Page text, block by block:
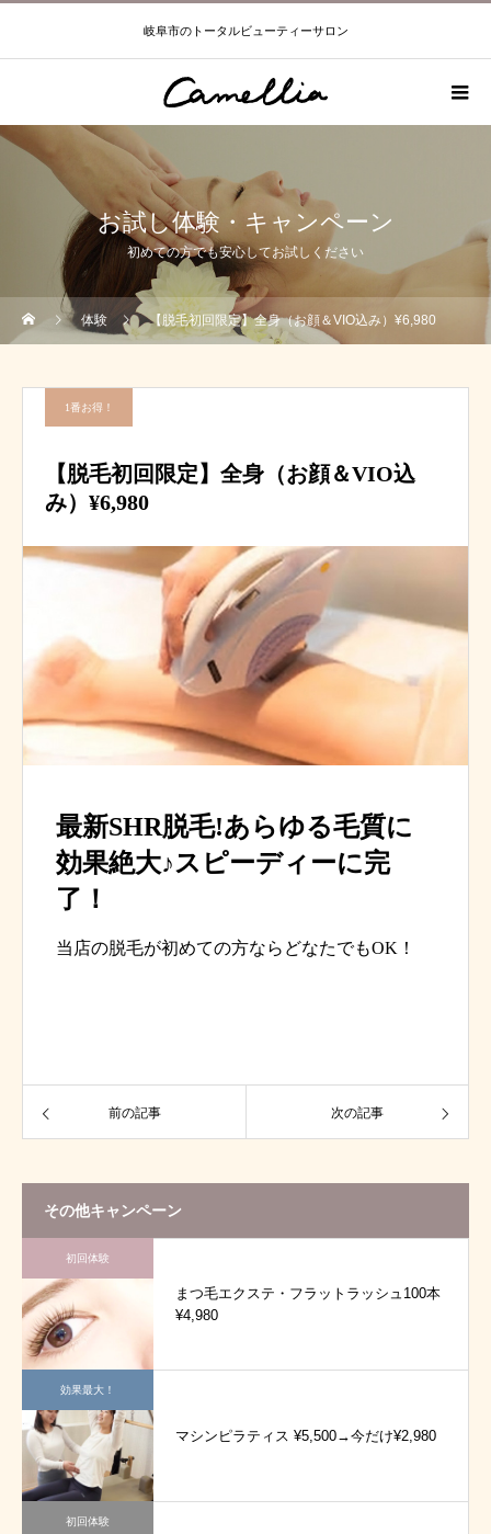
岐阜市のトータルビューティーサロン
お試し体験・キャンペーン
初めての方でも安心してお試しください
体験 【脱毛初回限定】全身（お顔＆VIO込み）¥6,980
1番お得！
【脱毛初回限定】全身（お顔＆VIO込
み）¥6,980
最新SHR脱毛!あらゆる毛質に
効果絶大♪スピーディーに完
了！
当店の脱毛が初めての方ならどなたでもOK！
前の記事 次の記事
その他キャンペーン
初回体験
まつ毛エクステ・フラットラッシュ100本
¥4,980
効果最大！
マシンピラティス ¥5,500→今だけ¥2,980
初回体験